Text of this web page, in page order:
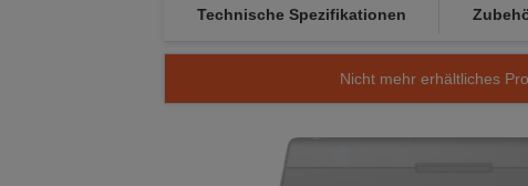
Technische Spezifikationen
Nicht mehr erhältliches